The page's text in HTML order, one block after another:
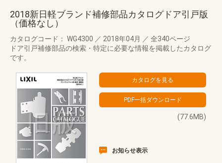
2018新日軽ブランド補修部品カタログドア引戸版
（価格なし）
カタログコード： WG4300 ／ 2018年04月 ／ 全340ページ
ドア引戸補修部品の検索・特定に必要な情報を掲載したカタログ
です。
(77.6MB)
お知らせ表示